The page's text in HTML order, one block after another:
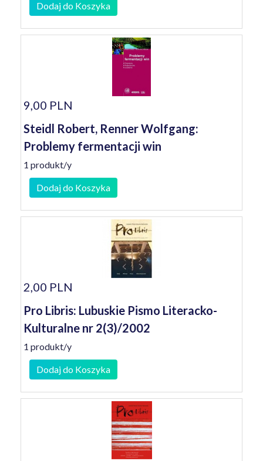
Dodaj do Koszyka
9,00 PLN
Steidl Robert, Renner Wolfgang:
Problemy fermentacji win
1 produkt/y
Dodaj do Koszyka
2,00 PLN
Pro Libris: Lubuskie Pismo Literacko-
Kulturalne nr 2(3)/2002
1 produkt/y
Dodaj do Koszyka